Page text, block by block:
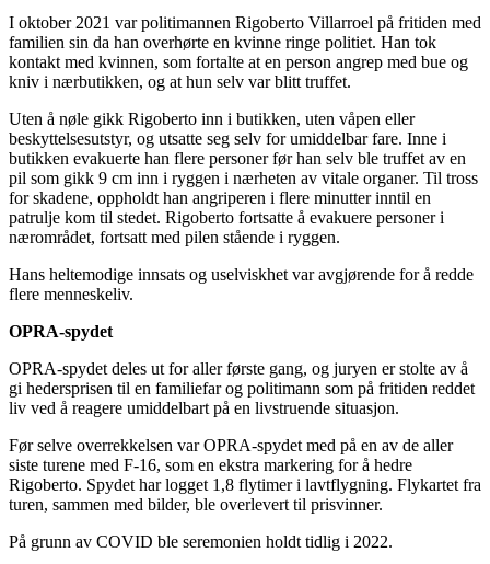
I oktober 2021 var politimannen Rigoberto Villarroel på fritiden med
familien sin da han overhørte en kvinne ringe politiet. Han tok
kontakt med kvinnen, som fortalte at en person angrep med bue og
kniv i nærbutikken, og at hun selv var blitt truffet.
Uten å nøle gikk Rigoberto inn i butikken, uten våpen eller
beskyttelsesutstyr, og utsatte seg selv for umiddelbar fare. Inne i
butikken evakuerte han flere personer før han selv ble truffet av en
pil som gikk 9 cm inn i ryggen i nærheten av vitale organer. Til tross
for skadene, oppholdt han angriperen i flere minutter inntil en
patrulje kom til stedet. Rigoberto fortsatte å evakuere personer i
nærområdet, fortsatt med pilen stående i ryggen.
Hans heltemodige innsats og uselviskhet var avgjørende for å redde
flere menneskeliv.
OPRA-spydet
OPRA-spydet deles ut for aller første gang, og juryen er stolte av å
gi hedersprisen til en familiefar og politimann som på fritiden reddet
liv ved å reagere umiddelbart på en livstruende situasjon.
Før selve overrekkelsen var OPRA-spydet med på en av de aller
siste turene med F-16, som en ekstra markering for å hedre
Rigoberto. Spydet har logget 1,8 flytimer i lavtflygning. Flykartet fra
turen, sammen med bilder, ble overlevert til prisvinner.
På grunn av COVID ble seremonien holdt tidlig i 2022.